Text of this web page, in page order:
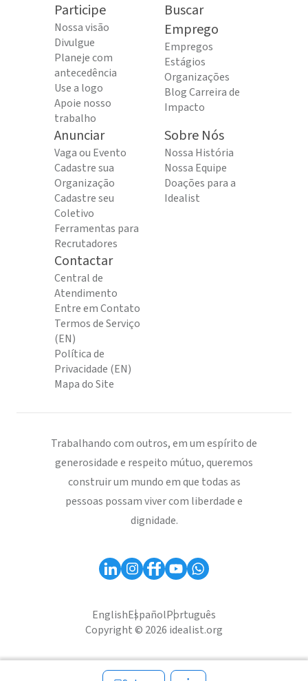
Participe
Nossa visão
Divulgue
Planeje com
antecedência
Use a logo
Apoie nosso
trabalho
Buscar
Emprego
Empregos
Estágios
Organizações
Blog Carreira de
Impacto
Anunciar
Vaga ou Evento
Cadastre sua
Organização
Cadastre seu
Coletivo
Ferramentas para
Recrutadores
Sobre Nós
Nossa História
Nossa Equipe
Doações para a
Idealist
Contactar
Central de
Atendimento
Entre em Contato
Termos de Serviço
(EN)
Política de
Privacidade (EN)
Mapa do Site
Trabalhando com outros, em um espírito de
generosidade e respeito mútuo, queremos
construir um mundo em que todas as
pessoas possam viver com liberdade e
dignidade.
EnglishEspañolPortuguês
Copyright © 2026 idealist.org